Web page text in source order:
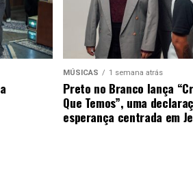
MÚSICAS 1 semana atrás
Preto no Branco lança
Que Temos”, uma
esperança centrada em